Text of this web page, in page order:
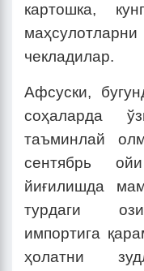
картошка,
чекладилар.
Афсуски,
соҳаларда
таъминлай
сентябрь
йиғилишда
турдаги
импортига
ҳолатни